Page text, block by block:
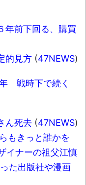
ウニイクラ丼特
おおお
･････
出してきた陰に
規格外だったｗ
ファインマンさ
前下回る、購買
的見方 (47NEWS)
戦時下で続く
ん死去 (47NEWS)
もきっと誰かを
イナーの祖父江慎
た出版社や漫画